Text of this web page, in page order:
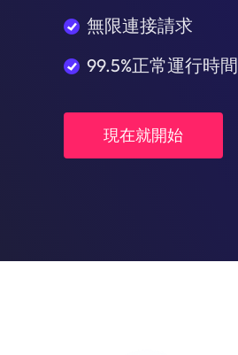
無限連接請求
99.5%正常運行時間
現在就開始